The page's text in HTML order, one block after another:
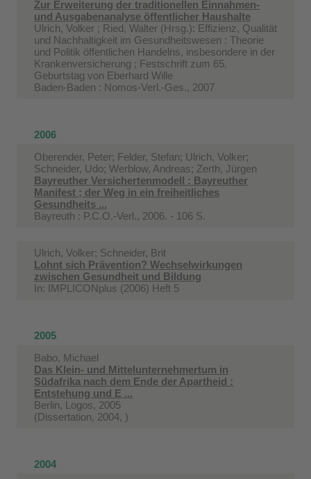
Zur Erweiterung der traditionellen Einnahmen-
und Ausgabenanalyse öffentlicher Haushalte
Ulrich, Volker ; Ried, Walter (Hrsg.): Effizienz, Qualität
und Nachhaltigkeit im Gesundheitswesen : Theorie
und Politik öffentlichen Handelns, insbesondere in der
Krankenversicherung ; Festschrift zum 65.
Geburtstag von Eberhard Wille
Baden-Baden : Nomos-Verl.-Ges., 2007
2006
Oberender, Peter; Felder, Stefan; Ulrich, Volker;
Schneider, Udo; Werblow, Andreas; Zerth, Jürgen
Bayreuther Versichertenmodell : Bayreuther
Manifest ; der Weg in ein freiheitliches
Gesundheits ...
Bayreuth : P.C.O.-Verl., 2006. - 106 S.
Ulrich, Volker; Schneider, Brit
Lohnt sich Prävention? Wechselwirkungen
zwischen Gesundheit und Bildung
In: IMPLICONplus (2006) Heft 5
2005
Babo, Michael
Das Klein- und Mittelunternehmertum in
Südafrika nach dem Ende der Apartheid :
Entstehung und E ...
Berlin, Logos, 2005
(Dissertation, 2004, )
2004